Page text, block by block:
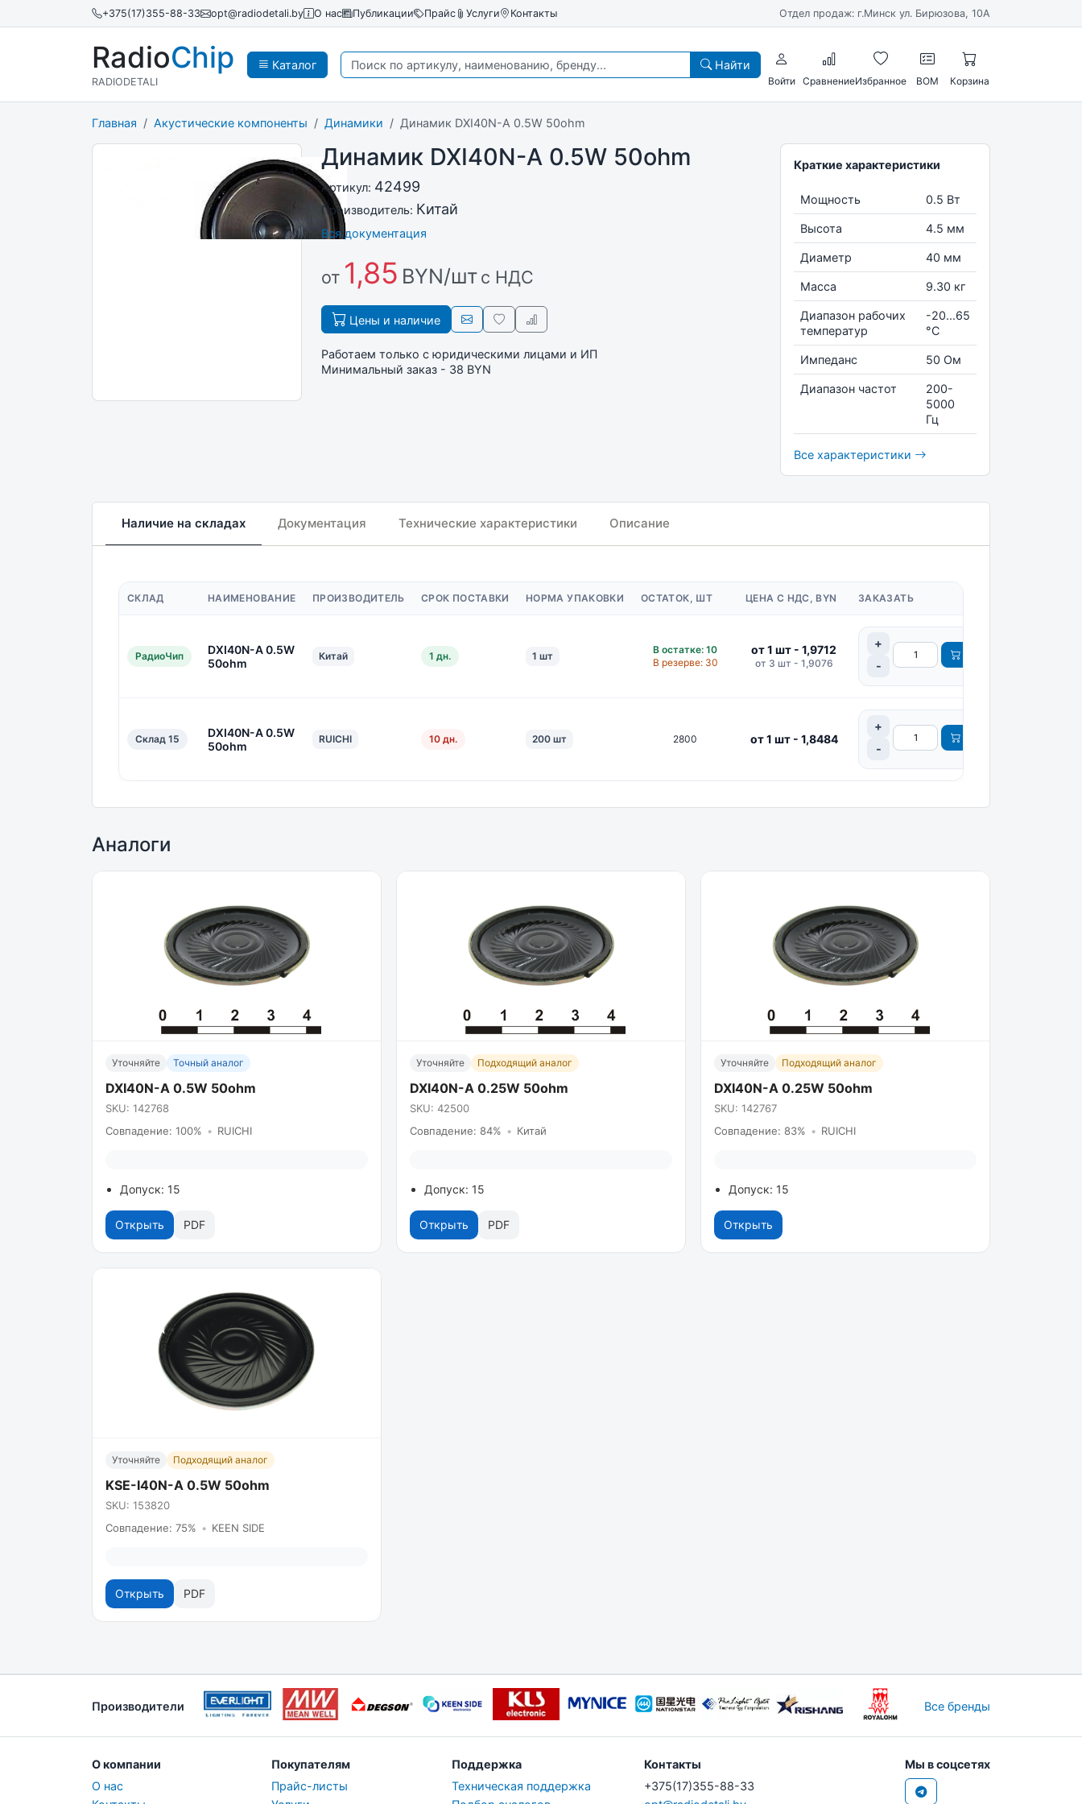
+375(17)355-88-33 opt@radiodetali.by О нас Публикации Прайс Услуги Контакты Отдел продаж: г.Минск ул. Бирюзова, 10А
Каталог
RadioChip
RADIODETALI
Найти
Войти СравнениеИзбранное BOM Корзина
Главная Акустические компоненты Динамики Динамик DXI40N-A 0.5W 50ohm
Динамик DXI40N-A 0.5W 50ohm
Артикул: 42499
Производитель: Китай
Вся документация
от 1,85 BYN/штс НДС
Цены и наличие
Работаем только с юридическими лицами и ИП
Минимальный заказ - 38 BYN
Краткие характеристики
Мощность 0.5 Вт
Высота 4.5 мм
Диаметр 40 мм
Масса 9.30 кг
Диапазон рабочих
температур
-20...65
°С
Импеданс 50 Ом
Диапазон частот
200-
5000
Гц
Все характеристики
Наличие на складах Документация Технические характеристики Описание
СКЛАД НАИМЕНОВАНИЕ ПРОИЗВОДИТЕЛЬ СРОК ПОСТАВКИ НОРМА УПАКОВКИ ОСТАТОК, ШТ ЦЕНА С НДС, BYN ЗАКАЗАТЬ
РадиоЧип
DXI40N-A 0.5W
50ohm
Китай 1 дн. 1 шт
В остатке: 10
В резерве: 30
от 1 шт - 1,9712
от 3 шт - 1,9076
Склад 15
DXI40N-A 0.5W
50ohm
RUICHI 10 дн. 200 шт 2800 от 1 шт - 1,8484
Аналоги
Уточняйте Точный аналог
DXI40N-A 0.5W 50ohm
SKU: 142768
Совпадение: 100% • RUICHI
Допуск: 15
Открыть PDF
Уточняйте Подходящий аналог
DXI40N-A 0.25W 50ohm
SKU: 42500
Совпадение: 84% • Китай
Допуск: 15
Открыть PDF
Уточняйте Подходящий аналог
DXI40N-A 0.25W 50ohm
SKU: 142767
Совпадение: 83% • RUICHI
Допуск: 15
Открыть
Уточняйте Подходящий аналог
KSE-I40N-A 0.5W 50ohm
SKU: 153820
Совпадение: 75% • KEEN SIDE
Открыть PDF
Производители Все бренды
О компании
О нас
Покупателям
Прайс-листы
Поддержка
Техническая поддержка
Контакты
+375(17)355-88-33
Мы в соцсетях